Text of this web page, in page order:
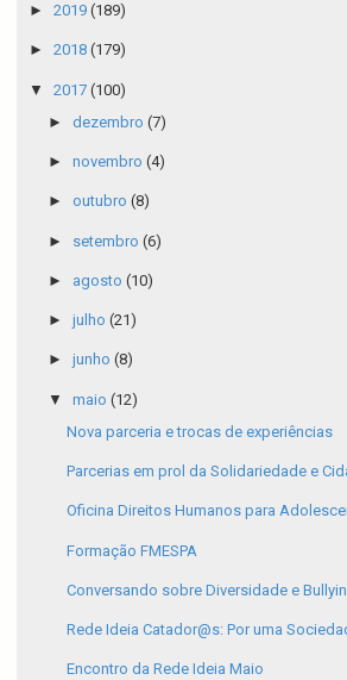
► 2019 (189)
► 2018 (179)
▼ 2017 (100)
► dezembro (7)
► novembro (4)
► outubro (8)
► setembro (6)
► agosto (10)
► julho (21)
► junho (8)
▼ maio (12)
Nova parceria e trocas de experiências
Parcerias em prol da Solidariedade e
Oficina Direitos Humanos para
Formação FMESPA
Conversando sobre Diversidade e
Rede Ideia Catador@s: Por uma
Encontro da Rede Ideia Maio